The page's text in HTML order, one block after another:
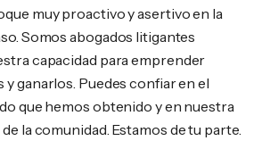
muy proactivo y asertivo en la
Somos abogados litigantes
capacidad para emprender
ganarlos. Puedes confiar en el
que hemos obtenido y en nuestra
la comunidad. Estamos de tu parte.